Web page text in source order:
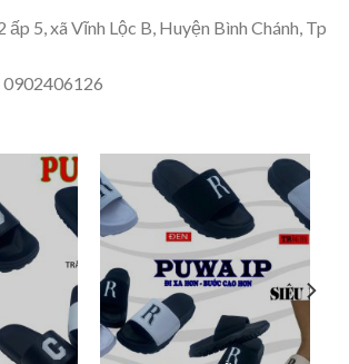
5, xã Vĩnh Lộc B, Huyện Bình Chánh, Tp